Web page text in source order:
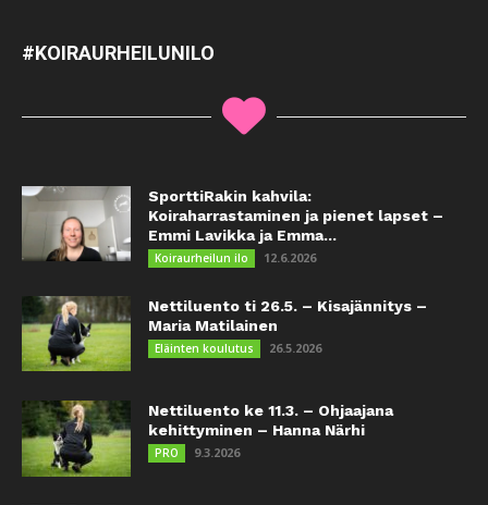
#KOIRAURHEILUNILO
SporttiRakin kahvila:
Koiraharrastaminen ja pienet lapset –
Emmi Lavikka ja Emma...
Koiraurheilun ilo 12.6.2026
Nettiluento ti 26.5. – Kisajännitys –
Maria Matilainen
Eläinten koulutus 26.5.2026
Nettiluento ke 11.3. – Ohjaajana
kehittyminen – Hanna Närhi
PRO 9.3.2026